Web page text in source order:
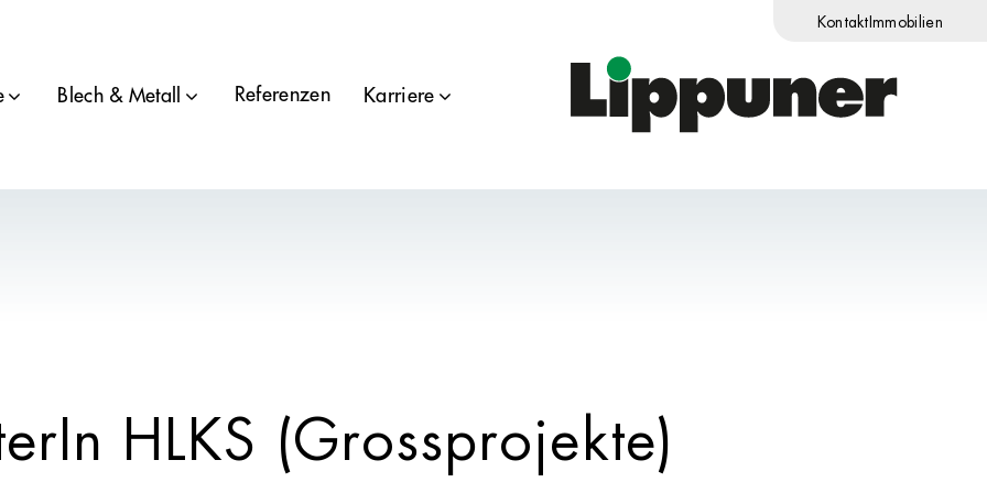
Blech & Metall Referenzen Karriere
Kontakt Immobilien
HLKS (Grossprojekte)